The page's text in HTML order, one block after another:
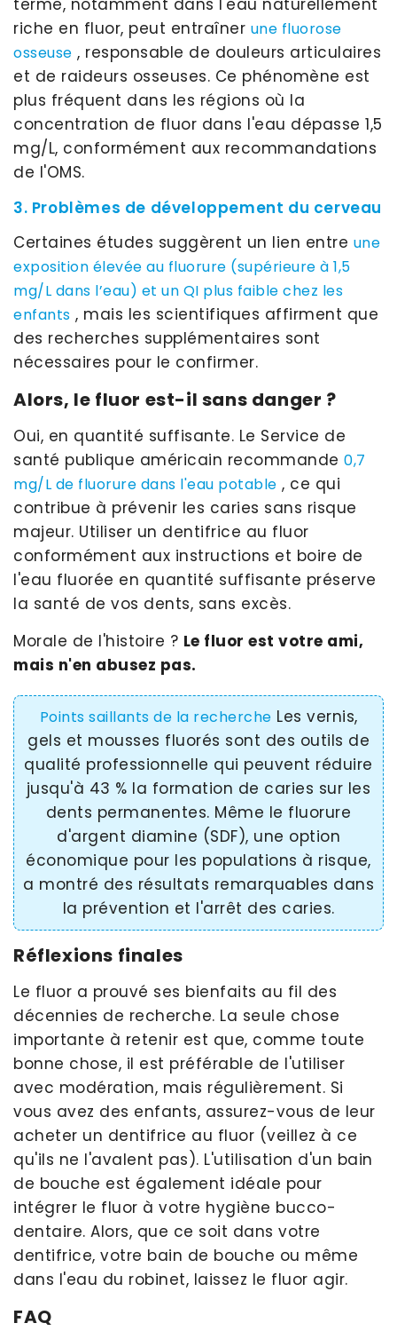
terme, notamment dans l'eau naturellement
riche en fluor, peut entraîner une fluorose
osseuse , responsable de douleurs articulaires
et de raideurs osseuses. Ce phénomène est
plus fréquent dans les régions où la
concentration de fluor dans l'eau dépasse 1,5
mg/L, conformément aux recommandations
de l'OMS.
3. Problèmes de développement du cerveau
Certaines études suggèrent un lien entre une
exposition élevée au fluorure (supérieure à 1,5
mg/L dans l’eau) et un QI plus faible chez les
enfants , mais les scientifiques affirment que
des recherches supplémentaires sont
nécessaires pour le confirmer.
Alors, le fluor est-il sans danger ?
Oui, en quantité suffisante. Le Service de
santé publique américain recommande 0,7
mg/L de fluorure dans l'eau potable , ce qui
contribue à prévenir les caries sans risque
majeur. Utiliser un dentifrice au fluor
conformément aux instructions et boire de
l'eau fluorée en quantité suffisante préserve
la santé de vos dents, sans excès.
Morale de l'histoire ? Le fluor est votre ami,
mais n'en abusez pas.
Points saillants de la recherche Les vernis,
gels et mousses fluorés sont des outils de
qualité professionnelle qui peuvent réduire
jusqu'à 43 % la formation de caries sur les
dents permanentes. Même le fluorure
d'argent diamine (SDF), une option
économique pour les populations à risque,
a montré des résultats remarquables dans
la prévention et l'arrêt des caries.
Réflexions finales
Le fluor a prouvé ses bienfaits au fil des
décennies de recherche. La seule chose
importante à retenir est que, comme toute
bonne chose, il est préférable de l'utiliser
avec modération, mais régulièrement. Si
vous avez des enfants, assurez-vous de leur
acheter un dentifrice au fluor (veillez à ce
qu'ils ne l'avalent pas). L'utilisation d'un bain
de bouche est également idéale pour
intégrer le fluor à votre hygiène bucco-
dentaire. Alors, que ce soit dans votre
dentifrice, votre bain de bouche ou même
dans l'eau du robinet, laissez le fluor agir.
FAQ